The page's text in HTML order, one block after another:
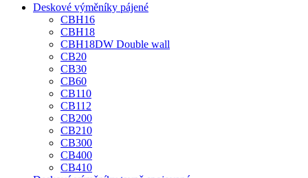
Deskové výměníky pájené
CBH16
CBH18
CBH18DW Double wall
CB20
CB30
CB60
CB110
CB112
CB200
CB210
CB300
CB400
CB410